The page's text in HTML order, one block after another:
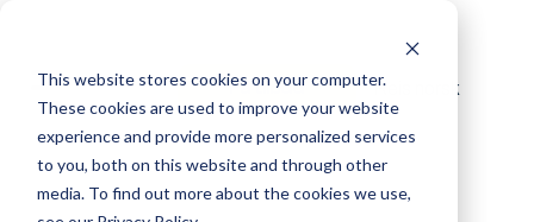
This website stores cookies on your computer.
These cookies are used to improve your website
experience and provide more personalized services
to you, both on this website and through other
media. To find out more about the cookies we use,
Reis norsk
Få tilbud